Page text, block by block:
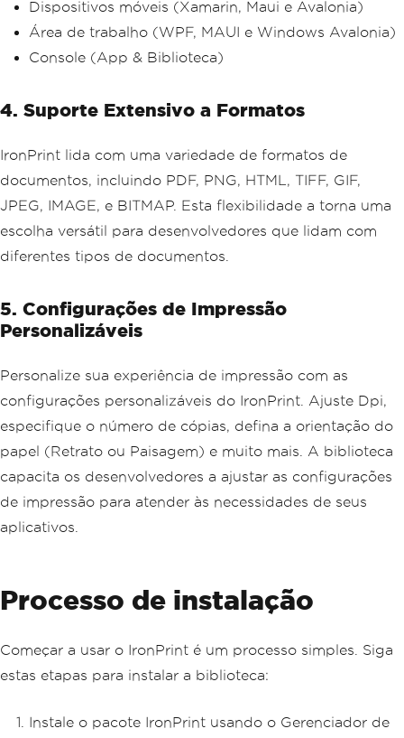
Dispositivos móveis (Xamarin, Maui e Avalonia)
Área de trabalho (WPF, MAUI e Windows Avalonia)
Console (App & Biblioteca)
4. Suporte Extensivo a Formatos
IronPrint lida com uma variedade de formatos de
documentos, incluindo PDF, PNG, HTML, TIFF, GIF,
JPEG, IMAGE, e BITMAP. Esta flexibilidade a torna uma
escolha versátil para desenvolvedores que lidam com
diferentes tipos de documentos.
5. Configurações de Impressão
Personalizáveis
Personalize sua experiência de impressão com as
configurações personalizáveis do IronPrint. Ajuste Dpi,
especifique o número de cópias, defina a orientação do
papel (Retrato ou Paisagem) e muito mais. A biblioteca
capacita os desenvolvedores a ajustar as configurações
de impressão para atender às necessidades de seus
aplicativos.
Processo de instalação
Começar a usar o IronPrint é um processo simples. Siga
estas etapas para instalar a biblioteca:
Instale o pacote IronPrint usando o Gerenciador de